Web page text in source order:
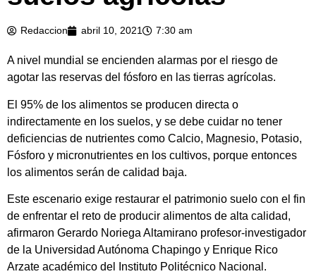
Redaccion abril 10, 2021 7:30 am
A nivel mundial se encienden alarmas por el riesgo de
agotar las reservas del fósforo en las tierras agrícolas.
El 95% de los alimentos se producen directa o
indirectamente en los suelos, y se debe cuidar no tener
deficiencias de nutrientes como Calcio, Magnesio, Potasio,
Fósforo y micronutrientes en los cultivos, porque entonces
los alimentos serán de calidad baja.
Este escenario exige restaurar el patrimonio suelo con el fin
de enfrentar el reto de producir alimentos de alta calidad,
afirmaron Gerardo Noriega Altamirano profesor-investigador
de la Universidad Autónoma Chapingo y Enrique Rico
Arzate académico del Instituto Politécnico Nacional.